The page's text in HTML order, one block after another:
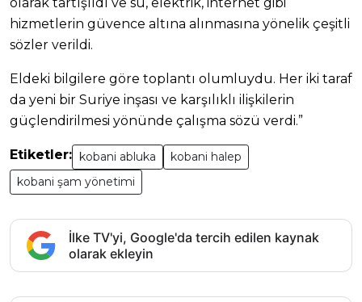
hizmetlerin güvence altına alınmasına yönelik çeşitli
sözler verildi.
Eldeki bilgilere göre toplantı olumluydu. Her iki taraf
da yeni bir Suriye inşası ve karşılıklı ilişkilerin
güçlendirilmesi yönünde çalışma sözü verdi.”
Etiketler: kobani abluka
kobani halep
kobani şam yönetimi
İlke TV'yi, Google'da tercih edilen kaynak
olarak ekleyin